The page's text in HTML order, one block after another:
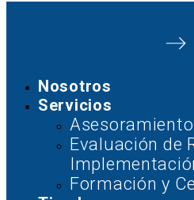
Nosotros
Servicios
Evaluación de
Formación y